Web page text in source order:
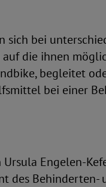
sich bei
die ihnen
begleitet
bei einer
Engelen-
des Behinderten-